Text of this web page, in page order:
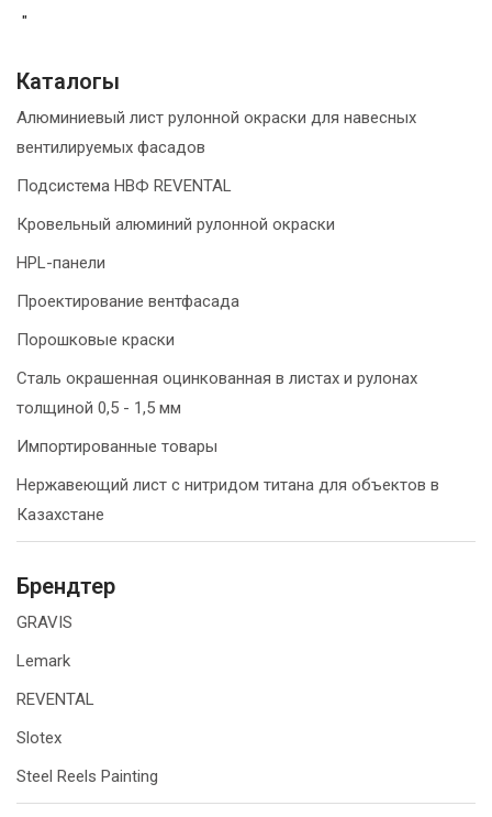
"
Каталогы
Алюминиевый лист рулонной окраски для навесных
вентилируемых фасадов
Подсистема НВФ REVENTAL
Кровельный алюминий рулонной окраски
HPL-панели
Проектирование вентфасада
Порошковые краски
Сталь окрашенная оцинкованная в листах и рулонах
толщиной 0,5 - 1,5 мм
Импортированные товары
Нержавеющий лист с нитридом титана для объектов в
Казахстане
Брендтер
GRAVIS
Lemark
REVENTAL
Slotex
Steel Reels Painting